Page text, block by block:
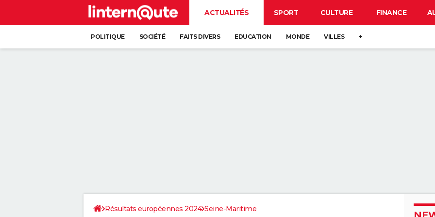
ACTUALITÉS SPORT CULTURE FINANCE
POLITIQUE SOCIÉTÉ FAITS DIVERS EDUCATION MONDE VILLES +
Résultats européennes 2024 Seine-Maritime